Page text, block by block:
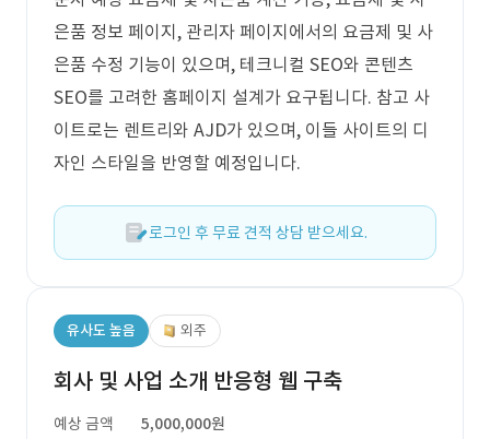
은품 정보 페이지, 관리자 페이지에서의 요금제 및 사
은품 수정 기능이 있으며, 테크니컬 SEO와 콘텐츠
SEO를 고려한 홈페이지 설계가 요구됩니다. 참고 사
이트로는 렌트리와 AJD가 있으며, 이들 사이트의 디
자인 스타일을 반영할 예정입니다.
로그인 후 무료 견적 상담 받으세요.
유사도 높음 외주
회사 및 사업 소개 반응형 웹 구축
예상 금액
5,000,000원